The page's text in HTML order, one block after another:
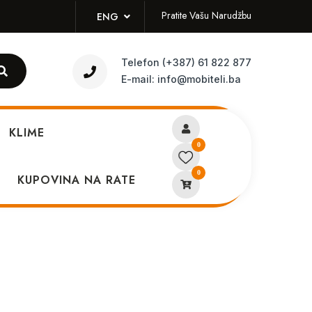
ENG Pratite Vašu Narudžbu
Telefon (+387) 61 822 877
E-mail: info@mobiteli.ba
KLIME
KUPOVINA NA RATE
0
0
Iphone 11-Big Hole